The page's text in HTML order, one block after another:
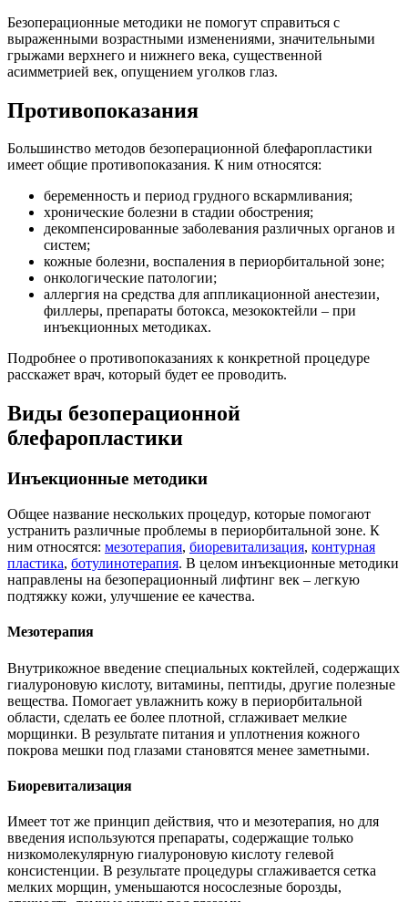
Безоперационные методики не помогут справиться с
выраженными возрастными изменениями, значительными
грыжами верхнего и нижнего века, существенной
асимметрией век, опущением уголков глаз.
Противопоказания
Большинство методов безоперационной блефаропластики
имеет общие противопоказания. К ним относятся:
беременность и период грудного вскармливания;
хронические болезни в стадии обострения;
декомпенсированные заболевания различных органов и
систем;
кожные болезни, воспаления в периорбитальной зоне;
онкологические патологии;
аллергия на средства для аппликационной анестезии,
филлеры, препараты ботокса, мезококтейли – при
инъекционных методиках.
Подробнее о противопоказаниях к конкретной процедуре
расскажет врач, который будет ее проводить.
Виды безоперационной
блефаропластики
Инъекционные методики
Общее название нескольких процедур, которые помогают
устранить различные проблемы в периорбитальной зоне. К
ним относятся: мезотерапия, биоревитализация, контурная
пластика, ботулинотерапия. В целом инъекционные методики
направлены на безоперационный лифтинг век – легкую
подтяжку кожи, улучшение ее качества.
Мезотерапия
Внутрикожное введение специальных коктейлей, содержащих
гиалуроновую кислоту, витамины, пептиды, другие полезные
вещества. Помогает увлажнить кожу в периорбитальной
области, сделать ее более плотной, сглаживает мелкие
морщинки. В результате питания и уплотнения кожного
покрова мешки под глазами становятся менее заметными.
Биоревитализация
Имеет тот же принцип действия, что и мезотерапия, но для
введения используются препараты, содержащие только
низкомолекулярную гиалуроновую кислоту гелевой
консистенции. В результате процедуры сглаживается сетка
мелких морщин, уменьшаются носослезные борозды,